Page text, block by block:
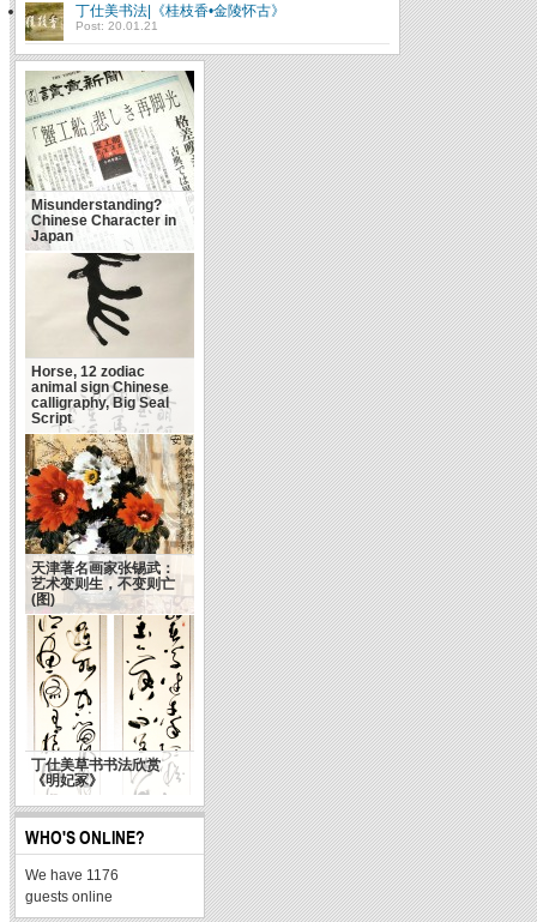
丁仕美书法|《桂枝香•金陵怀古》
Post: 20.01.21
Misunderstanding?
Chinese Character in
Japan
让书法回到生活 “情境书
法大展”侧记
Horse, 12 zodiac
animal sign Chinese
calligraphy, Big Seal
Script
天津著名画家张锡武：
艺术变则生，不变则亡
(图)
丁仕美草书书法欣赏
《明妃冢》
WHO'S ONLINE?
We have 1176
guests online